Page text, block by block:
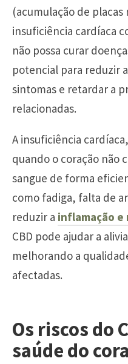
(acumulação de placas
insuficiência cardíaca
não possa curar
potencial para reduzir
sintomas e retardar a
relacionadas.
A insuficiência
quando o coração não
sangue de forma
como fadiga, falta de
reduzir a inflamação e
CBD pode ajudar a
melhorando a
afectadas.
Os riscos do
saúde do